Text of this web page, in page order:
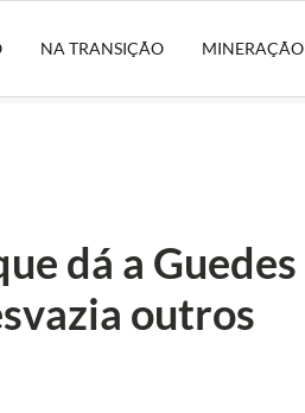
NA TRANSIÇÃO MINERAÇÃO
dá a Guedes
outros